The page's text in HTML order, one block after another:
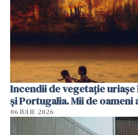
Incendii de vegetație uriașe
și Portugalia. Mii de oameni
06 IULIE 2026